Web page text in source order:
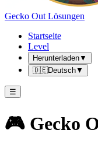
Gecko Out Lösungen
Startseite
Level
Herunterladen▼
🇩🇪Deutsch▼
☰
🎮 Gecko